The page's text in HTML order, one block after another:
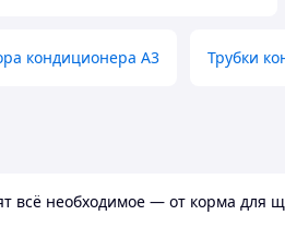
кондиционера А3 Трубки
необходимое — от корма для